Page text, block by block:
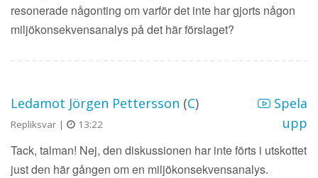
resonerade någonting om varför det inte har gjorts någon
miljökonsekvensanalys på det här förslaget?
Ledamot Jörgen Pettersson (C)
Repliksvar | 13:22
Spela
upp
Tack, talman! Nej, den diskussionen har inte förts i utskottet
just den här gången om en miljökonsekvensanalys.